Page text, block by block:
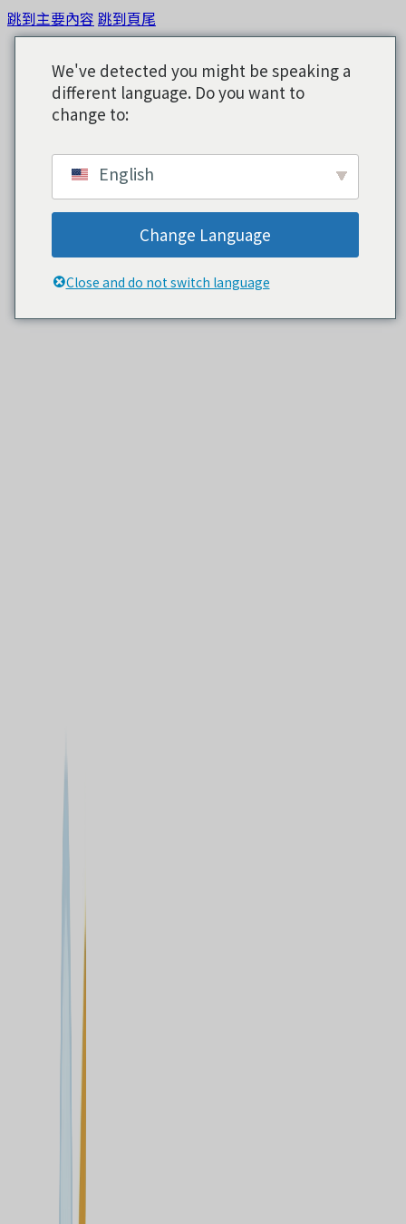
跳到主要內容 跳到頁尾
We've detected you might be speaking a
different language. Do you want to
change to:
English
Change Language
Close and do not switch language